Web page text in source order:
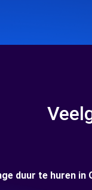
duur te huren in